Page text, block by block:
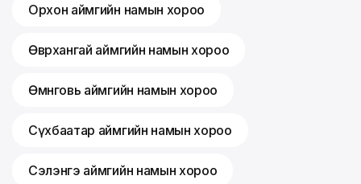
Орхон аймгийн намын хороо
Өвөрхангай аймгийн намын хороо
Өмнөговь аймгийн намын хороо
Сүхбаатар аймгийн намын хороо
Сэлэнгэ аймгийн намын хороо